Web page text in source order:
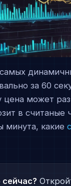
за 60
может
в считаные
минута, какие